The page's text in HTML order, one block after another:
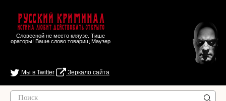
Русский Криминал
Истина любит действовать открыто
Словесной не место кляузе. Тише
ораторы! Ваше слово товарищ Маузер
Мы в Twitter Зеркало сайта